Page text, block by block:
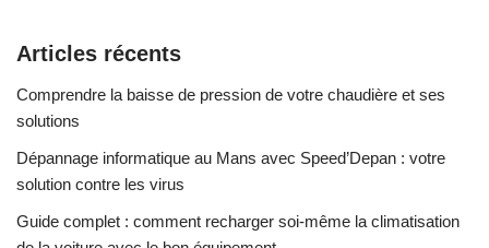
Articles récents
Comprendre la baisse de pression de votre chaudière et ses
solutions
Dépannage informatique au Mans avec Speed’Depan : votre
solution contre les virus
Guide complet : comment recharger soi-même la climatisation